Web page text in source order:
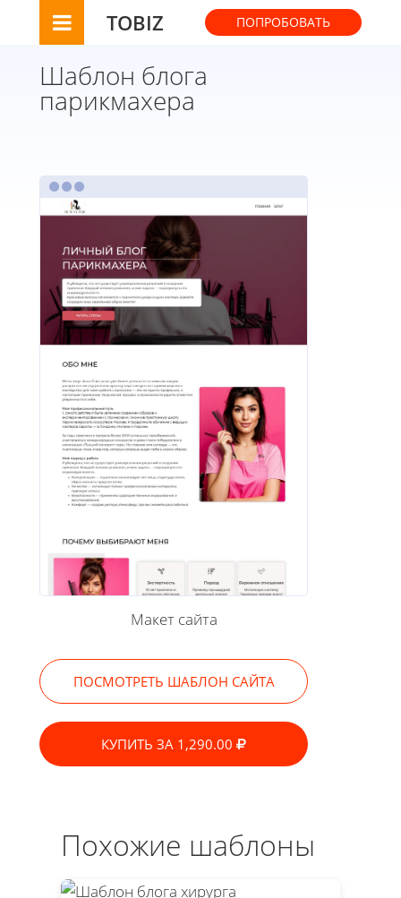
TOBIZ ПОПРОБОВАТЬ
Шаблон блога
парикмахера
Макет сайта
ПОСМОТРЕТЬ ШАБЛОН САЙТА
КУПИТЬ ЗА 1,290.00
Похожие шаблоны